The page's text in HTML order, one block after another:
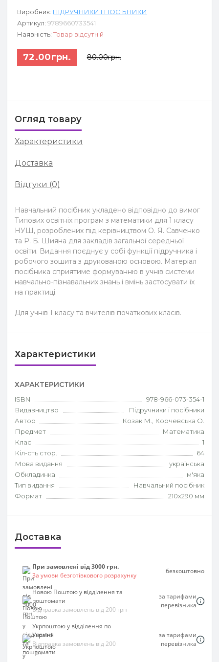
Виробник: ПІДРУЧНИКИ І ПОСІБНИКИ
Артикул: 9789660733541
Наявність: Товар відсутній
72.00грн. 80.00грн.
Огляд товару
Характеристики
Доставка
Відгуки (0)
Навчальний посібник укладено відповідно до вимог
Типових освітніх програм з математики для 1 класу
НУШ, розроблених під керівництвом О. Я. Савченко
та Р. Б. Шияна для закладів загальної середньої
освіти. Видання поєднує у собі функції підручника і
робочого зошита з друкованою основою. Матеріал
посібника сприятиме формуванню в учнів системи
навчально-пізнавальних знань і вмінь застосувати їх
на практиці.
Для учнів 1 класу та вчителів початкових класів.
Характеристики
ХАРАКТЕРИСТИКИ
ISBN
978-966-073-354-1
Видавництво
Підручники і посібники
Автор
Козак М., Корчевська О.
Предмет
Математика
Клас
1
Кіл-сть стор.
64
Мова видання
українська
Обкладинка
м'яка
Тип видання
Навчальний посібник
Формат
210х290 мм
Доставка
При замовлені від 3000 грн.
За умови безготівкового розрахунку
безкоштовно
Новою Поштою у відділення та
поштомати
Відправка замовлень від 200 грн
за тарифами
перевізника
Укрпоштою у відділення по
Україні
Відправка замовлень від 200
грн
за тарифами
перевізника